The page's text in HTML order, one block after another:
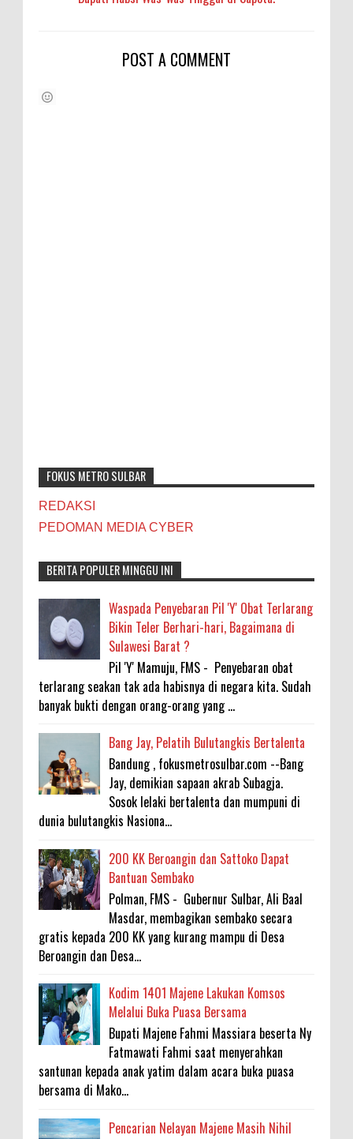
POST A COMMENT
FOKUS METRO SULBAR
REDAKSI
PEDOMAN MEDIA CYBER
BERITA POPULER MINGGU INI
Waspada Penyebaran Pil 'Y' Obat Terlarang
Bikin Teler Berhari-hari, Bagaimana di
Sulawesi Barat ?
Pil 'Y' Mamuju, FMS - Penyebaran obat
terlarang seakan tak ada habisnya di negara kita. Sudah
banyak bukti dengan orang-orang yang ...
Bang Jay, Pelatih Bulutangkis Bertalenta
Bandung , fokusmetrosulbar.com --Bang
Jay, demikian sapaan akrab Subagja.
Sosok lelaki bertalenta dan mumpuni di
dunia bulutangkis Nasiona...
200 KK Beroangin dan Sattoko Dapat
Bantuan Sembako
Polman, FMS - Gubernur Sulbar, Ali Baal
Masdar, membagikan sembako secara
gratis kepada 200 KK yang kurang mampu di Desa
Beroangin dan Desa...
Kodim 1401 Majene Lakukan Komsos
Melalui Buka Puasa Bersama
Bupati Majene Fahmi Massiara beserta Ny
Fatmawati Fahmi saat menyerahkan
santunan kepada anak yatim dalam acara buka puasa
bersama di Mako...
Pencarian Nelayan Majene Masih Nihil